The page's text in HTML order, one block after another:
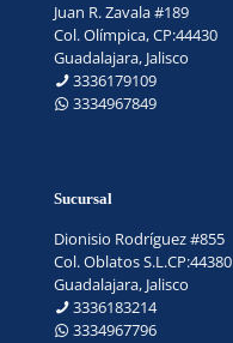
Juan R. Zavala #189
Col. Olímpica, CP:44430
Guadalajara, Jalisco
3336179109
3334967849
Sucursal
Dionisio Rodríguez #855
Col. Oblatos S.L.CP:44380
Guadalajara, Jalisco
3336183214
3334967796